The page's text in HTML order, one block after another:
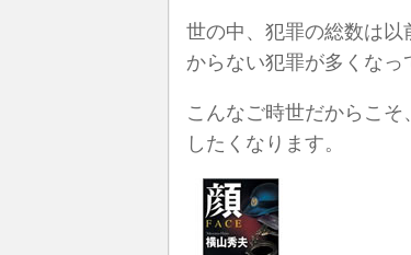
世の中、犯罪の総数は
からない犯罪が多くなっ
こんなご時世だからこ
したくなります。